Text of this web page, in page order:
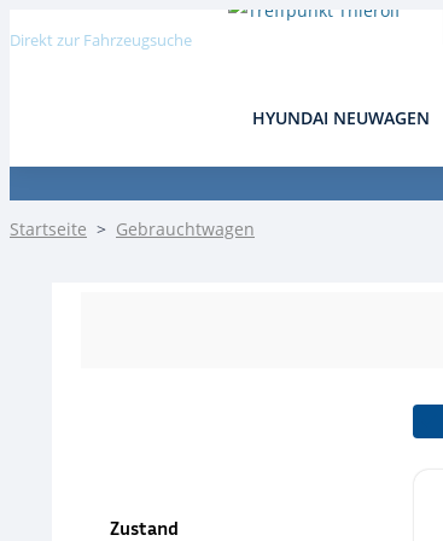
Direkt zur Fahrzeugsuche
HYUNDAI NEUWAGEN
Startseite > Gebrauchtwagen
Zustand